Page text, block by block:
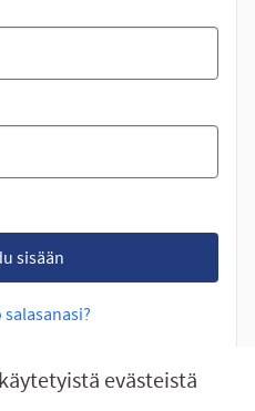
evästeistä
sisään